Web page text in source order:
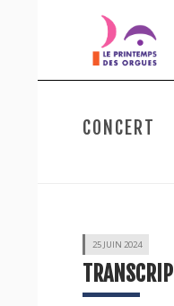
CONCERT
25 JUIN 2024